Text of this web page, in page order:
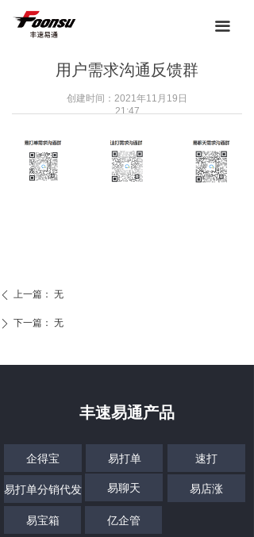
끀
用户需求沟通反馈群
创建时间： 2021年11月19日
21:47
ꄲ 下一篇： 无
ꄴ 上一篇： 无
丰速易通产品
易宝箱
易店涨
易聊天
易打单
企得宝 速打
易打单分销代发
亿企管